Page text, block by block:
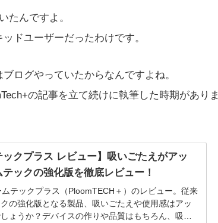
たんですよ。
ドユーザーだったわけです。
ログやっていたからなんですよね。
の記事を立て続けに執筆した時期がありま
ックプラス レビュー】吸いごたえがアッ
ックの強化版を徹底レビュー！
テックプラス（PloomTECH＋）のレビュー。従来
の強化版となる製品、吸いごたえや使用感はアッ
ょうか？デバイスの作りや品質はもちろん、吸い